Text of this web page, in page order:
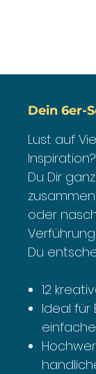
Dein 6er-
Lust auf
Du Dir
oder
Du
12
Ideal für